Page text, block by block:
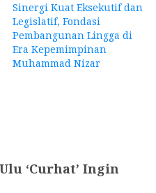
Sinergi Kuat Eksekutif dan
Legislatif, Fondasi
Pembangunan Lingga di
Era Kepemimpinan
Muhammad Nizar
‘Curhat’ Ingin